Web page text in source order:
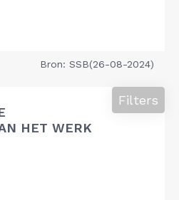
Bron: SSB(26-08-2024)
HET WERK
Filters